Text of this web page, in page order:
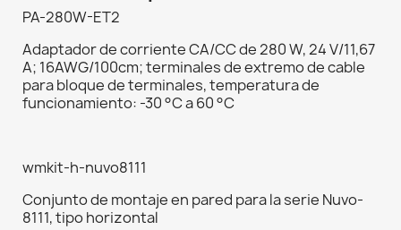
PA-280W-ET2
Adaptador de corriente CA/CC de 280 W, 24 V/11,67
A; 16AWG/100cm; terminales de extremo de cable
para bloque de terminales, temperatura de
funcionamiento: -30 °C a 60 °C
wmkit-h-nuvo8111
Conjunto de montaje en pared para la serie Nuvo-
8111, tipo horizontal